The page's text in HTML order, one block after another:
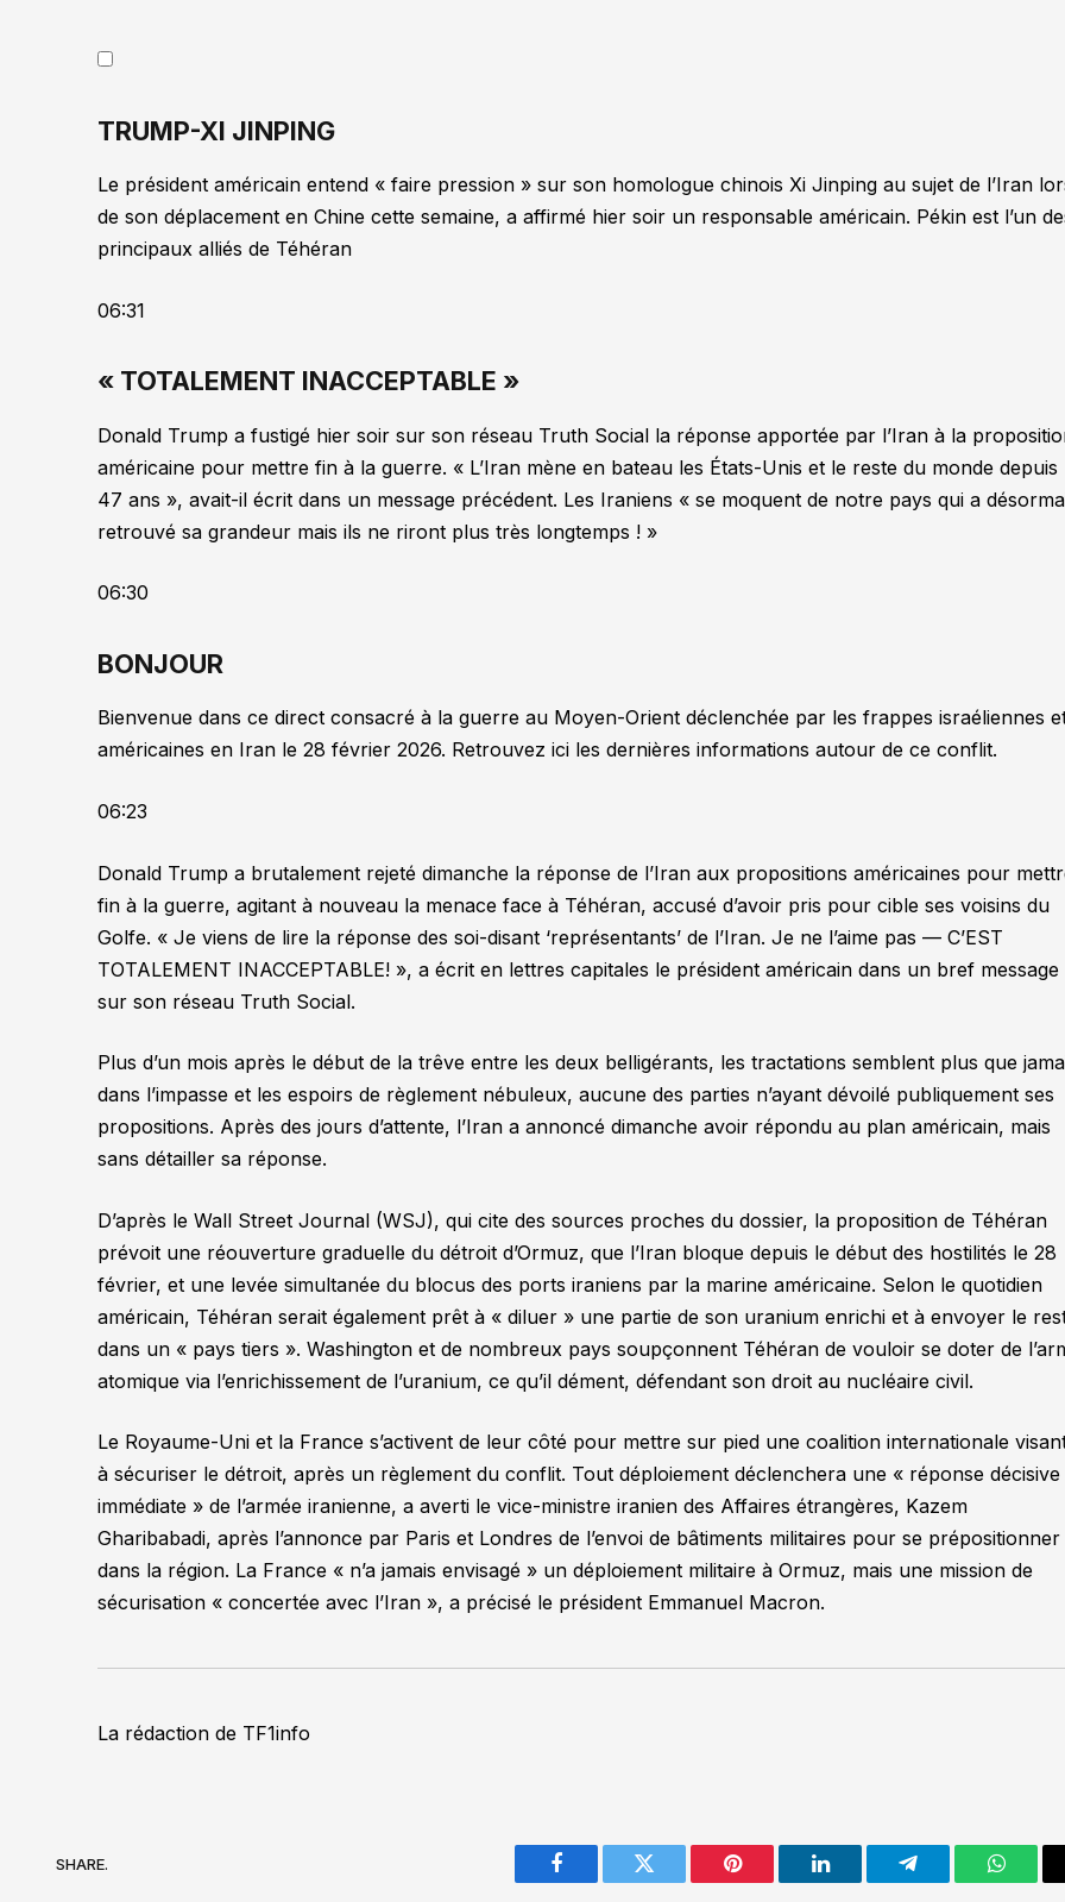
TRUMP-XI JINPING
Le président américain entend « faire pression » sur son homologue chinois Xi Jinping au sujet de l’Iran
de son déplacement en Chine cette semaine, a affirmé hier soir un responsable américain. Pékin est l’un
principaux alliés de Téhéran
06:31
« TOTALEMENT INACCEPTABLE »
Donald Trump a fustigé hier soir sur son réseau Truth Social la réponse apportée par l’Iran à la
américaine pour mettre fin à la guerre. « L’Iran mène en bateau les États-Unis et le reste du monde depuis
47 ans », avait-il écrit dans un message précédent. Les Iraniens « se moquent de notre pays qui a
retrouvé sa grandeur mais ils ne riront plus très longtemps ! »
06:30
BONJOUR
Bienvenue dans ce direct consacré à la guerre au Moyen-Orient déclenchée par les frappes israéliennes
américaines en Iran le 28 février 2026. Retrouvez ici les dernières informations autour de ce conflit.
06:23
Donald Trump a brutalement rejeté dimanche la réponse de l’Iran aux propositions américaines pour
fin à la guerre, agitant à nouveau la menace face à Téhéran, accusé d’avoir pris pour cible ses voisins du
Golfe. « Je viens de lire la réponse des soi-disant ‘représentants’ de l’Iran. Je ne l’aime pas — C’EST
TOTALEMENT INACCEPTABLE! », a écrit en lettres capitales le président américain dans un bref message
sur son réseau Truth Social.
Plus d’un mois après le début de la trêve entre les deux belligérants, les tractations semblent plus que
dans l’impasse et les espoirs de règlement nébuleux, aucune des parties n’ayant dévoilé publiquement ses
propositions. Après des jours d’attente, l’Iran a annoncé dimanche avoir répondu au plan américain, mais
sans détailler sa réponse.
D’après le Wall Street Journal (WSJ), qui cite des sources proches du dossier, la proposition de Téhéran
prévoit une réouverture graduelle du détroit d’Ormuz, que l’Iran bloque depuis le début des hostilités le 28
février, et une levée simultanée du blocus des ports iraniens par la marine américaine. Selon le quotidien
américain, Téhéran serait également prêt à « diluer » une partie de son uranium enrichi et à envoyer le
dans un « pays tiers ». Washington et de nombreux pays soupçonnent Téhéran de vouloir se doter de
atomique via l’enrichissement de l’uranium, ce qu’il dément, défendant son droit au nucléaire civil.
Le Royaume-Uni et la France s’activent de leur côté pour mettre sur pied une coalition internationale
à sécuriser le détroit, après un règlement du conflit. Tout déploiement déclenchera une « réponse décisive
immédiate »de l’armée iranienne, a averti le vice-ministre iranien des Affaires étrangères, Kazem
Gharibabadi, après l’annonce par Paris et Londres de l’envoi de bâtiments militaires pour se prépositionner
dans la région. La France « n’a jamais envisagé » un déploiement militaire à Ormuz, mais une mission de
sécurisation « concertée avec l’Iran », a précisé le président Emmanuel Macron.
La rédaction de TF1info
SHARE.
Facebook Twitter Pinterest LinkedIn Telegram